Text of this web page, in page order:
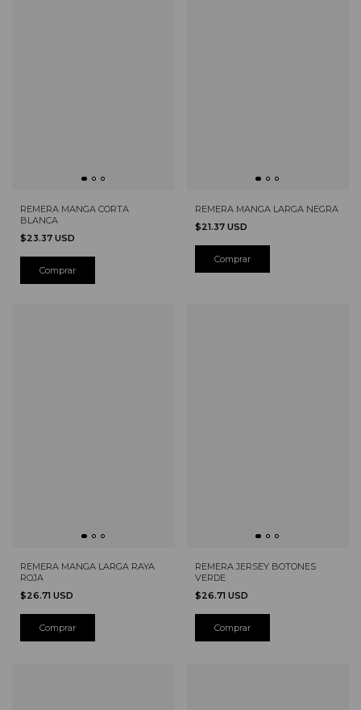
REMERA MANGA CORTA
BLANCA
$23.37 USD
Comprar
REMERA MANGA LARGA NEGRA
$21.37 USD
Comprar
REMERA MANGA LARGA RAYA
ROJA
$26.71 USD
REMERA JERSEY BOTONES
VERDE
$26.71 USD